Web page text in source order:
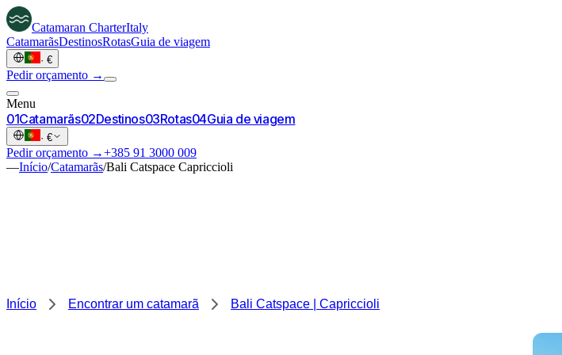
Catamaran CharterItaly
CatamarãsDestinosRotasGuia de viagem
· €
Pedir orçamento →
Menu
01Catamarãs02Destinos03Rotas04Guia de viagem
· €
Pedir orçamento →+385 91 3000 009
—Início/Catamarãs/Bali Catspace Capriccioli
Início Encontrar um catamarã Bali Catspace | Capriccioli